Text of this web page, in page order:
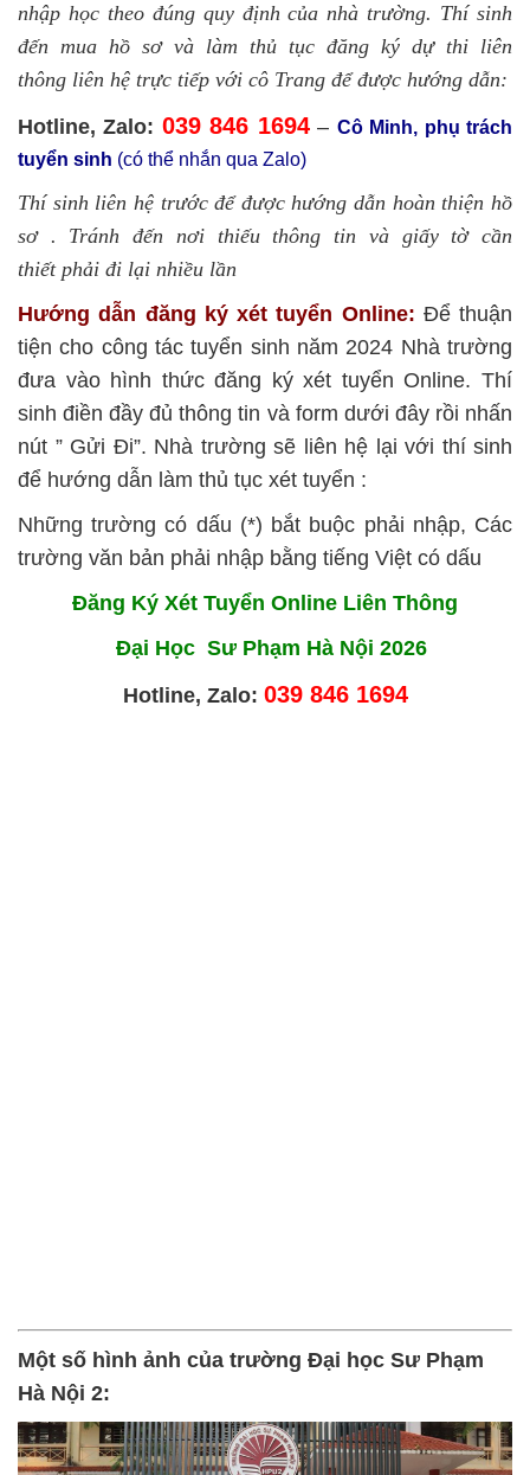
nhập học theo đúng quy định của nhà trường. Thí sinh
đến mua hồ sơ và làm thủ tục đăng ký dự thi liên
thông liên hệ trực tiếp với cô Trang để được hướng dẫn:
Hotline, Zalo: 039 846 1694– Cô Minh, phụ trách
tuyển sinh (có thể nhắn qua Zalo)
Thí sinh liên hệ trước để được hướng dẫn hoàn thiện hồ
sơ . Tránh đến nơi thiếu thông tin và giấy tờ cần
thiết phải đi lại nhiều lần
Hướng dẫn đăng ký xét tuyển Online: Để thuận
tiện cho công tác tuyển sinh năm 2024 Nhà trường
đưa vào hình thức đăng ký xét tuyển Online. Thí
sinh điền đầy đủ thông tin và form dưới đây rồi nhấn
nút ” Gửi Đi”. Nhà trường sẽ liên hệ lại với thí sinh
để hướng dẫn làm thủ tục xét tuyển :
Những trường có dấu (*) bắt buộc phải nhập, Các
trường văn bản phải nhập bằng tiếng Việt có dấu
Đăng Ký Xét Tuyển Online Liên Thông
Đại Học Sư Phạm Hà Nội 2026
Hotline, Zalo: 039 846 1694
Một số hình ảnh của trường Đại học Sư Phạm
Hà Nội 2: